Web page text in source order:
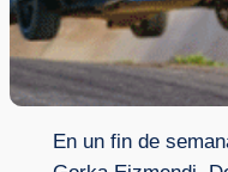
En un fin de